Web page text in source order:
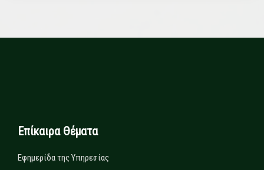
Επίκαιρα Θέματα
Εφημερίδα της Υπηρεσίας